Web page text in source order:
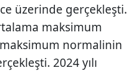
üzerinde gerçekleşti.
maksimum
maksimum normalinin
2024 yılı